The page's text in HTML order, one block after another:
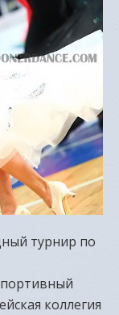
турнир по
коллегия